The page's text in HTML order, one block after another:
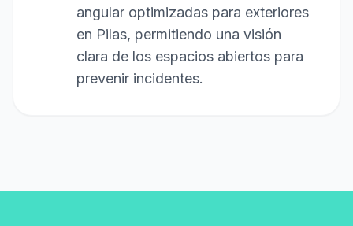
angular optimizadas para exteriores
en Pilas, permitiendo una visión
clara de los espacios abiertos para
prevenir incidentes.